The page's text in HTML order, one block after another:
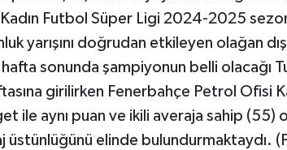
Futbol Süper Ligi 2024-2025
yarışını doğrudan etkileyen olağan
sonunda şampiyonun belli olacağı
girilirken Fenerbahçe Petrol Ofisi
ile aynı puan ve ikili averaja sahip (55)
üstünlüğünü elinde bulundurmaktaydı.